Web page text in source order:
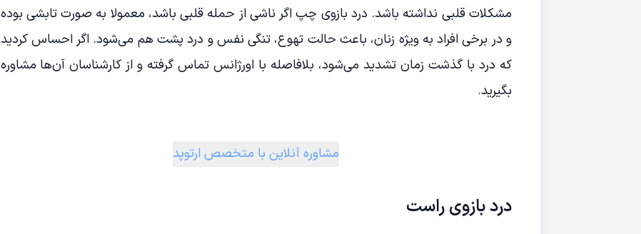
مشکلات قلبی نداشته باشد. درد بازوی چپ اگر ناشی از حمله قلبی باشد، معمولا به صورت تابشی بوده
و در برخی افراد به ویژه زنان، باعث حالت تهوع، تنگی نفس و درد پشت هم می‌شود. اگر احساس کردید
که درد با گذشت زمان تشدید می‌شود، بلافاصله با اورژانس تماس گرفته و از کارشناسان آن‌ها مشاوره
بگیرید.
مشاوره آنلاین با متخصص ارتوپد
درد بازوی راست